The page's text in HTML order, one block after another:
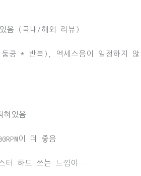
음 (국내/해외 리뷰)
쿵 * 반복), 엑세스음이 일정하지 않
있음
이 더 좋음
터 하드 쓰는 느낌이…